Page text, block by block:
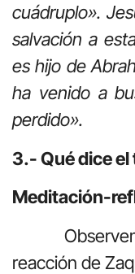
cuádruplo».
salvación a
es hijo de
ha venido a
perdido».
3.- Qué dice
Meditación-
reacción de